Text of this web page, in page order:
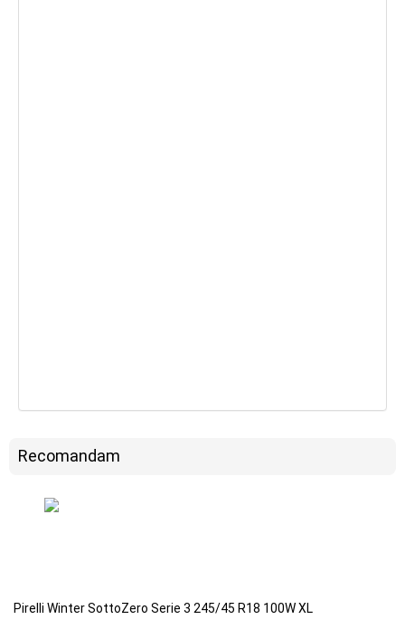
Recomandam
Pirelli Winter SottoZero Serie 3 245/45 R18 100W XL